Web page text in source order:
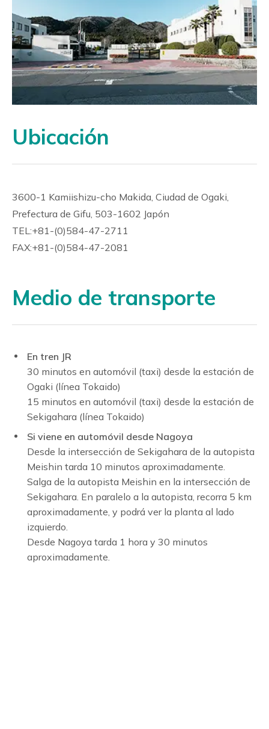
Estudio de Aplicación Enzimática
Ubicación
3600-1 Kamiishizu-cho Makida, Ciudad de Ogaki,
Prefectura de Gifu, 503-1602 Japón
TEL:+81-(0)584-47-2711
FAX:+81-(0)584-47-2081
Medio de transporte
En tren JR
30 minutos en automóvil (taxi) desde la estación de
Ogaki (línea Tokaido)
15 minutos en automóvil (taxi) desde la estación de
Sekigahara (línea Tokaido)
Si viene en automóvil desde Nagoya
Desde la intersección de Sekigahara de la autopista
Meishin tarda 10 minutos aproximadamente.
Salga de la autopista Meishin en la intersección de
Sekigahara. En paralelo a la autopista, recorra 5 km
aproximadamente, y podrá ver la planta al lado
izquierdo.
Desde Nagoya tarda 1 hora y 30 minutos
aproximadamente.